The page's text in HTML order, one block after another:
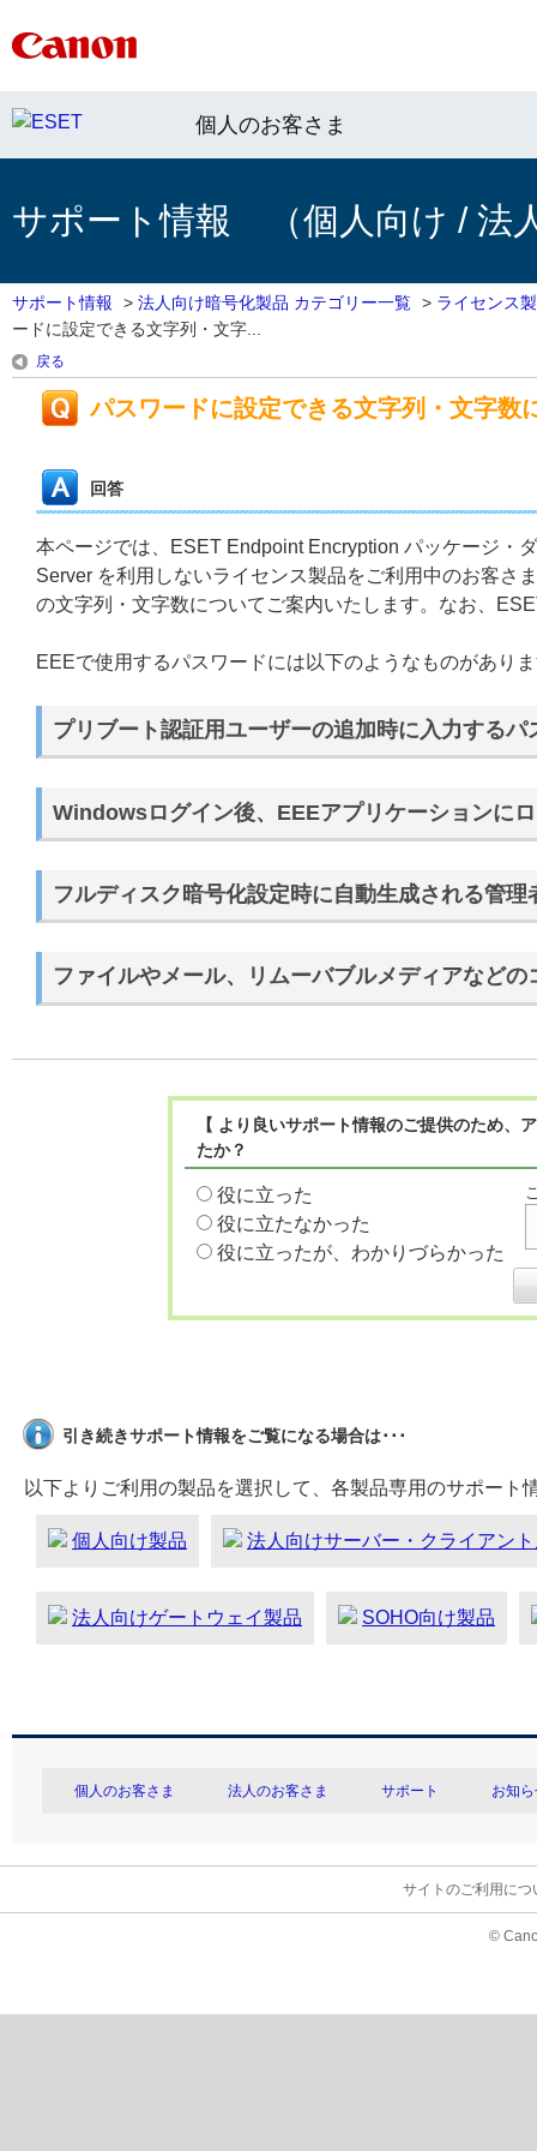
個人のお客さま
サポート情報 （個人向け / 法
サポート情報 > 法人向け暗号化製品 カテゴリー一覧 > ライセンス
ードに設定できる文字列・文字...
戻る
パスワードに設定できる文字列・文字数
回答
本ページでは、ESET Endpoint Encryption パッケージ・
Server を利用しないライセンス製品をご利用中のお客さ
の文字列・文字数についてご案内いたします。なお、
EEEで使用するパスワードには以下のようなものがあり
プリブート認証用ユーザーの追加時に入力するパ
Windowsログイン後、EEEアプリケーションに
フルディスク暗号化設定時に自動生成される管理
ファイルやメール、リムーバブルメディアなど
【 より良いサポート情報のご提供のため
たか？
役に立った
役に立たなかった
役に立ったが、わかりづらかった
引き続きサポート情報をご覧になる場合は･･･
以下よりご利用の製品を選択して、各製品専用のサポート
個人向け製品 法人向けサーバー・クライアン
法人向けゲートウェイ製品 SOHO向け製品
個人のお客さま 法人のお客さま サポート お知
サイトのご利用につ
©